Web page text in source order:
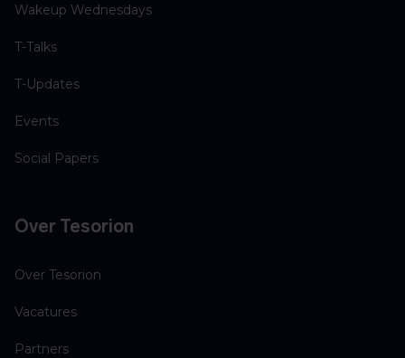
Wakeup Wednesdays
T-Talks
T-Updates
Events
Social Papers
Over Tesorion
Over Tesorion
Vacatures
Partners